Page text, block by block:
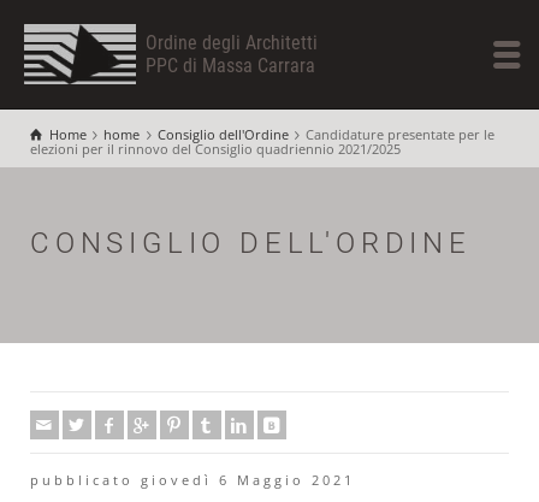
Ordine degli Architetti
PPC di Massa Carrara
Home home Consiglio dell'Ordine
Candidature presentate per le
elezioni per il rinnovo del Consiglio quadriennio 2021/2025
CONSIGLIO DELL'ORDINE
pubblicato giovedì 6 Maggio 2021